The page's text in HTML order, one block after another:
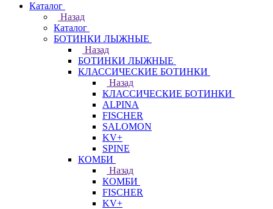
Каталог
Назад
Каталог
БОТИНКИ ЛЫЖНЫЕ
Назад
БОТИНКИ ЛЫЖНЫЕ
КЛАССИЧЕСКИЕ БОТИНКИ
Назад
КЛАССИЧЕСКИЕ БОТИНКИ
ALPINA
FISCHER
SALOMON
KV+
SPINE
КОМБИ
Назад
КОМБИ
FISCHER
KV+